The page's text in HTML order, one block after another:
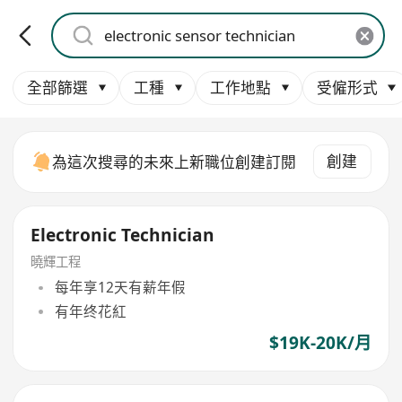
全部篩選 工種 工作地點 受僱形式
為這次搜尋的未來上新職位創建訂閱 創建
Electronic Technician
曉輝工程
每年享12天有薪年假
有年终花紅
$19K-20K/月